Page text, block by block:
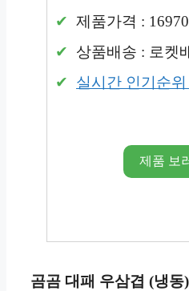
제품가격 : 16970
상품배송 : 로켓
실시간 인기순위
제품 보
곰곰 대패 우삼겹 (냉동)